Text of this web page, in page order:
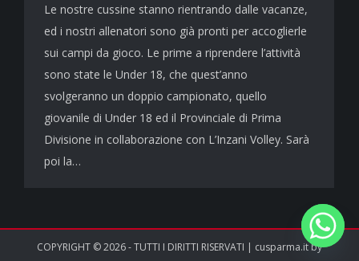
Le nostre cussine stanno rientrando dalle vacanze,
ed i nostri allenatori sono già pronti per accoglierle
sui campi da gioco. Le prime a riprendere l’attività
sono state le Under 18, che quest’anno
svolgeranno un doppio campionato, quello
giovanile di Under 18 ed il Provinciale di Prima
Divisione in collaborazione con L’Inzani Volley. Sarà
poi la…
COPYRIGHT © 2026 - TUTTI I DIRITTI RISERVATI | cusparma.it by